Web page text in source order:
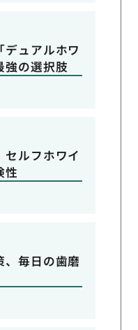
ュアルホワ
強の選択肢
ルフホワイ
性
、毎日の歯磨